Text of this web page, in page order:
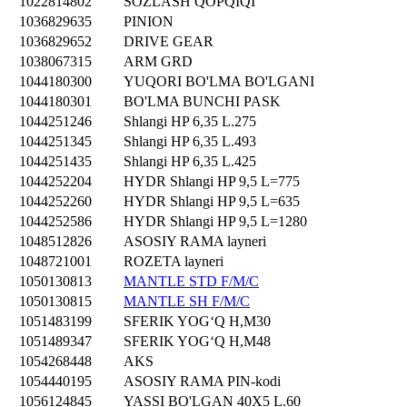
1036829635
PINION
1036829652
DRIVE GEAR
1038067315
ARM GRD
1044180300
YUQORI BO'LMA BO'LGANI
1044180301
BO'LMA BUNCHI PASK
1044251246
Shlangi HP 6,35 L.275
1044251345
Shlangi HP 6,35 L.493
1044251435
Shlangi HP 6,35 L.425
1044252204
HYDR Shlangi HP 9,5 L=775
1044252260
HYDR Shlangi HP 9,5 L=635
1044252586
HYDR Shlangi HP 9,5 L=1280
1048512826
ASOSIY RAMA layneri
1048721001
ROZETA layneri
1050130813
MANTLE STD F/M/C
1050130815
MANTLE SH F/M/C
1051483199
SFERIK YOGʻQ H,M30
1051489347
SFERIK YOGʻQ H,M48
1054268448
AKS
1054440195
ASOSIY RAMA PIN-kodi
1056124845
YASSI BO'LGAN 40X5 L.60